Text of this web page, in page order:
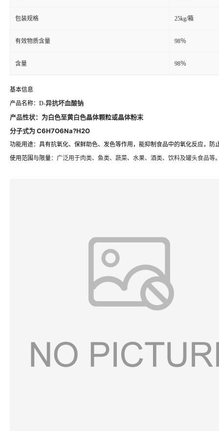
包装规格 25kg/箱
有效物质含量 98％
含量 98％
基本信息
产品名称：D-异抗坏血酸钠
产品性状：为白色至黄白色晶体颗粒或晶体粉末
分子式为 C6H7O6Na?H2O
功能用途：具有抗氧化、保鲜助色、发色等作用，能抑制食品中的氧化反应，
使用范围与限量：广泛用于肉类、鱼类、蔬菜、水果、酒类、饮料及罐头食品等